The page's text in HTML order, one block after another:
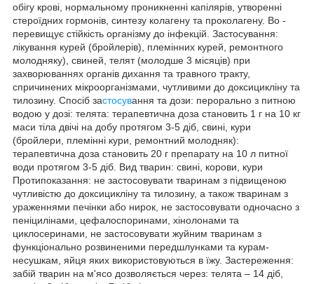
обігу крові, нормальному проникненні капілярів, утворенні
стероїдних гормонів, синтезу колагену та проколагену. Во -
перевищує стійкість організму до інфекцій. Застосування:
лікування курей (бройлерів), племінних курей, ремонтного
молодняку), свиней, телят (молодше 3 місяців) при
захворюваннях органів дихання та травного тракту,
спричинених мікроорганізмами, чутливими до доксицикліну та
тилозину. Спосіб застосування та дози: перорально з питною
водою у дозі: телята: терапевтична доза становить 1 г на 10 кг
маси тіла двічі на добу протягом 3-5 діб, свині, кури
(бройлери, племінні кури, ремонтний молодняк):
терапевтична доза становить 20 г препарату на 10 л питної
води протягом 3-5 діб. Вид тварин: свині, корови, кури
Протипоказання: не застосовувати тваринам з підвищеною
чутливістю до доксицикліну та тилозину, а також тваринам з
ураженнями печінки або нирок, не застосовувати одночасно з
пеніцилінами, цефалоспоринами, хінолонами та
циклосеринами, не застосовувати жуйним тваринам з
функціонально розвиненими передшлунками та курам-
несушкам, яйця яких використовуються в їжу. Застереження:
забій тварин на м'ясо дозволяється через: телята – 14 діб,